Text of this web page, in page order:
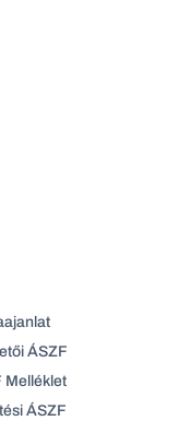
ÁSZF
Melléklet
ÁSZF